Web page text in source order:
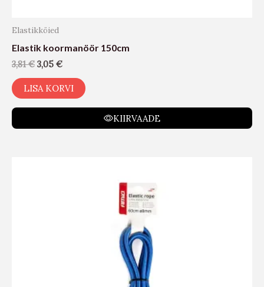
Elastikköied
Elastik koormanöör 150cm
3,81€ 3,05 €
LISA KORVI
KIIRVAADE